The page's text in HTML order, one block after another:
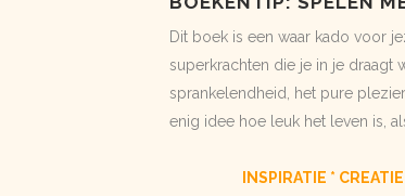
Dit boek is een waar kado voor
superkrachten die je in je draagt
sprankelendheid, het pure
enig idee hoe leuk het leven is,
INSPIRATIE *